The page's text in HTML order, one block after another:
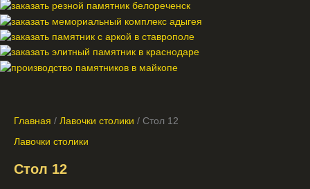
Главная / Лавочки столики / Стол 12
Лавочки столики
Стол 12